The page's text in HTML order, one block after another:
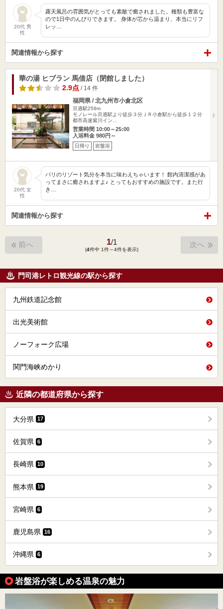
20代 男
性
露天風呂の雰囲気がとっても素敵で癒されました。種類も豊富な
ので1日中のんびりできます。 身体が芯から温まり、本当にリフ
レッ…
関連情報から探す
華の湯 ヒブラン 馬借店（閉館しました）
2.9点 / 14 件
福岡県 / 北九州市小倉北区
旦過駅259m
モノレール旦過駅より徒歩３分ＪＲ小倉駅から徒歩１２分
都市高速紫川イン…
営業時間 10:00～25:00
入浴料金 980円～
日帰り 岩盤浴
20代 女
性
バリのリゾート気分を本当に味わえちゃいます！ 館内清潔感があ
ってまさに癒されますよ♪ とってもおすすめの施設です。また行
き…
関連情報から探す
前へ 1/1
(4件中 1件～4件を表示)
次へ
門司港レトロ観光線の駅から探す
九州鉄道記念館
出光美術館
ノーフォーク広場
関門海峡めかり
近隣の都道府県から探す
大分県 17
佐賀県 6
長崎県 10
熊本県 19
宮崎県 6
鹿児島県 16
沖縄県 6
岩盤浴が楽しめる温泉の魅力